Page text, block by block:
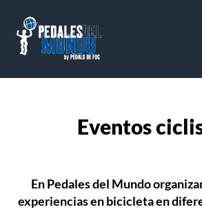
Eventos
EnPedales del Mundo
experiencias en bicicletaen